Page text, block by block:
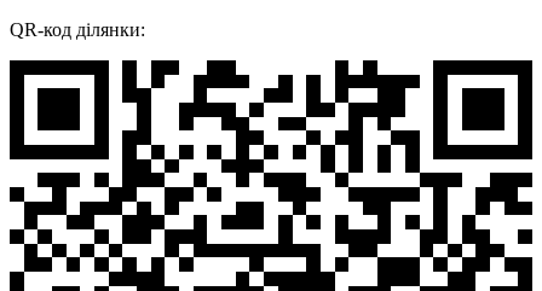
QR-код ділянки: